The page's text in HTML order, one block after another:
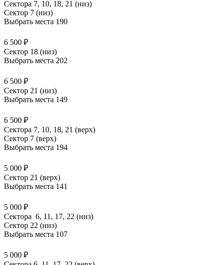
Сектора 7, 10, 18, 21 (низ)
Сектор 7 (низ)
Выбрать места 190
6 500 ₽
Сектор 18 (низ)
Выбрать места 202
6 500 ₽
Сектор 21 (низ)
Выбрать места 149
6 500 ₽
Сектора 7, 10, 18, 21 (верх)
Сектор 7 (верх)
Выбрать места 194
5 000 ₽
Сектор 21 (верх)
Выбрать места 141
5 000 ₽
Сектора 6, 11, 17, 22 (низ)
Сектор 22 (низ)
Выбрать места 107
5 000 ₽